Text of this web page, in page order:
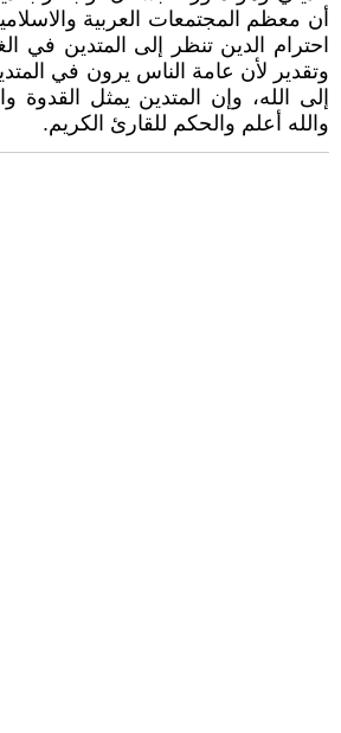
أن معظم المجتمعات العربية
احترام الدين تنظر إلى المتدين في
وتقدير لأن عامة الناس يرون في
إلى الله، وإن المتدين يمثل القدوة
والله أعلم والحكم للقارئ الكريم.